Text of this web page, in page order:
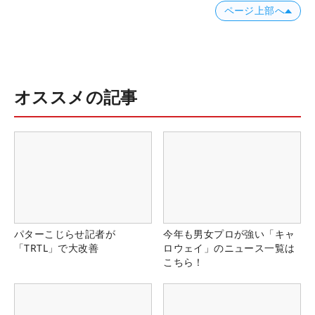
ページ上部へ
オススメの記事
パターこじらせ記者が
「TRTL」で大改善
今年も男女プロが強い「キャ
ロウェイ」のニュース一覧は
こちら！